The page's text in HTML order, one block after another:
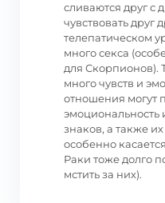
сливаются друг с
чувствовать друг
телепатическом
много секса
для Скорпионов).
много чувств и
отношения могут
эмоциональность
знаков, а также
особенно
Раки тоже долго
мстить за них).